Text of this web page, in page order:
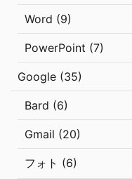
Word (9)
PowerPoint (7)
Google (35)
Bard (6)
Gmail (20)
フォト (6)